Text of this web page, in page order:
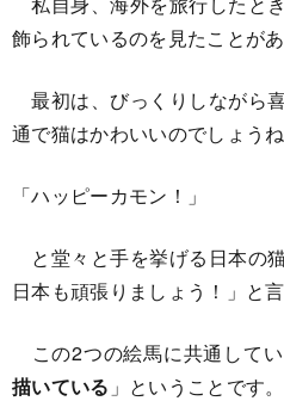
飾られているのを見たことがあ
最初は、びっくりしながら
通で猫はかわいいのでしょうね
「ハッピーカモン！」
と堂々と手を挙げる日本の
日本も頑張りましょう！」と
この2つの絵馬に共通して
描いている 」ということです。